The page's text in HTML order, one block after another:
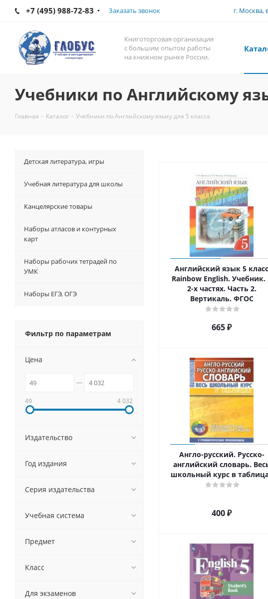
+7 (495) 988-72-83 Заказать звонок г. Москва,
Книготорговая организация
с большим опытом работы
на книжном рынке России.
Учебники по Английскому
Главная - Каталог - Учебники по Английскому языку для 5 класса
Английский язык 5 класс
Rainbow English. Учебник.
2-х частях. Часть 2.
Вертикаль. ФГОС
665₽
Англо-русский. Русско-
английский словарь.
школьный курс в
400₽
Детская литература, игры
Учебная литература для школы
Канцелярские товары
Наборы атласов и контурных
карт
Наборы рабочих тетрадей по
УМК
Наборы ЕГЭ, ОГЭ
Фильтр по параметрам
Цена
49 4 032
Издательство
Год издания
Серия издательства
Учебная система
Предмет
Класс
Для экзаменов